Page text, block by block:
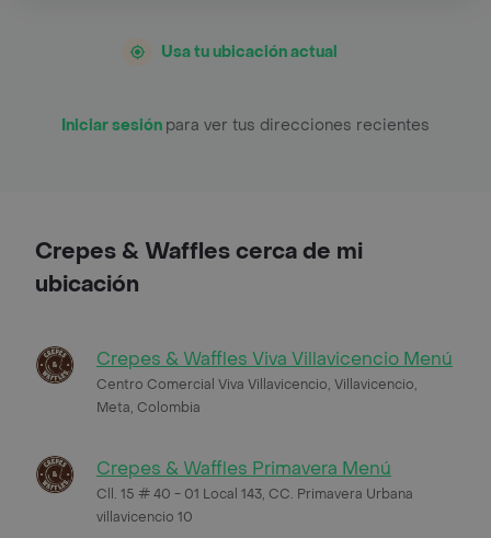
Usa tu ubicación actual
Iniciar sesión para ver tus direcciones recientes
Crepes & Waffles cerca de mi
ubicación
Crepes & Waffles Viva Villavicencio Menú
Centro Comercial Viva Villavicencio, Villavicencio,
Meta, Colombia
Crepes & Waffles Primavera Menú
Cll. 15 # 40 - 01 Local 143, CC. Primavera Urbana
villavicencio 10